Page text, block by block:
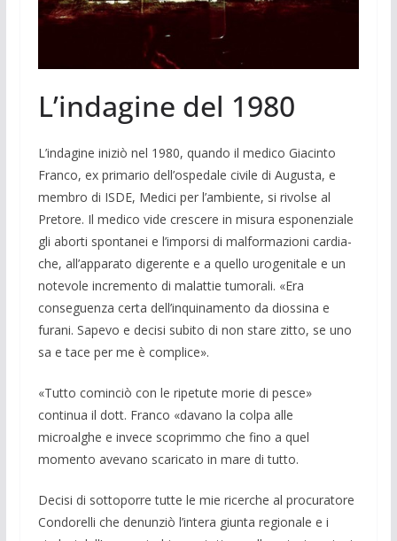
L’indagine del 1980
L’indagine iniziò nel 1980, quando il medico Giacinto
Franco, ex primario dell’ospedale civile di Augusta, e
mem­bro di ISDE, Medici per l’ambiente, si ri­volse al
Pretore. Il medico vide crescere in misura esponenziale
gli aborti sponta­nei e l’imporsi di malformazioni cardia­
che, all’apparato digerente e a quello urogenitale e un
notevole incremento di malattie tumorali. «Era
conseguenza cer­ta dell’inquinamento da diossina e
furani. Sapevo e decisi subito di non stare zitto, se uno
sa e tace per me è complice».
«Tutto cominciò con le ripetute morie di pesce»
continua il dott. Franco «dava­no la colpa alle
microalghe e invece sco­primmo che fino a quel
momento aveva­no scaricato in mare di tutto.
Decisi di sottoporre tutte le mie ricer­che al procu­ratore
Condorelli che denun­ziò l’intera giunta regionale e i